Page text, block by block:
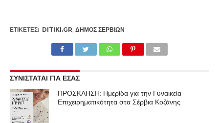
ΕΤΙΚΕΤΕΣ: DITIKI.GR, ΔΉΜΟΣ ΣΕΡΒΊΩΝ
ΣΥΝΙΣΤΑΤΑΙ ΓΙΑ ΕΣΑΣ
ΠΡΟΣΚΛΗΣΗ: Ημερίδα για την Γυναικεία
Επιχειρηματικότητα στα Σέρβια Κοζάνης